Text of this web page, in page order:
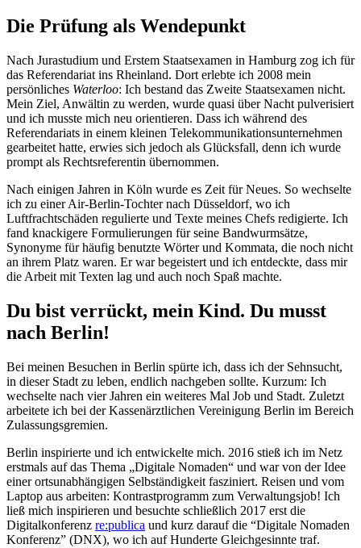
Die Prüfung als Wendepunkt
Nach Jurastudium und Erstem Staatsexamen in Hamburg zog ich für
das Referendariat ins Rheinland. Dort erlebte ich 2008 mein
persönliches Waterloo: Ich bestand das Zweite Staatsexamen nicht.
Mein Ziel, Anwältin zu werden, wurde quasi über Nacht pulverisiert
und ich musste mich neu orientieren. Dass ich während des
Referendariats in einem kleinen Telekommunikationsunternehmen
gearbeitet hatte, erwies sich jedoch als Glücksfall, denn ich wurde
prompt als Rechtsreferentin übernommen.
Nach einigen Jahren in Köln wurde es Zeit für Neues. So wechselte
ich zu einer Air-Berlin-Tochter nach Düsseldorf, wo ich
Luftfrachtschäden regulierte und Texte meines Chefs redigierte. Ich
fand knackigere Formulierungen für seine Bandwurmsätze,
Synonyme für häufig benutzte Wörter und Kommata, die noch nicht
an ihrem Platz waren. Er war begeistert und ich entdeckte, dass mir
die Arbeit mit Texten lag und auch noch Spaß machte.
Du bist verrückt, mein Kind. Du musst
nach Berlin!
Bei meinen Besuchen in Berlin spürte ich, dass ich der Sehnsucht,
in dieser Stadt zu leben, endlich nachgeben sollte. Kurzum: Ich
wechselte nach vier Jahren ein weiteres Mal Job und Stadt. Zuletzt
arbeitete ich bei der Kassenärztlichen Vereinigung Berlin im Bereich
Zulassungsgremien.
Berlin inspirierte und ich entwickelte mich. 2016 stieß ich im Netz
erstmals auf das Thema „Digitale Nomaden“ und war von der Idee
einer ortsunabhängigen Selbständigkeit fasziniert. Reisen und vom
Laptop aus arbeiten: Kontrastprogramm zum Verwaltungsjob! Ich
ließ mich inspirieren und besuchte schließlich 2017 erst die
Digitalkonferenz re:publica und kurz darauf die “Digitale Nomaden
Konferenz” (DNX), wo ich auf Hunderte Gleichgesinnte traf.